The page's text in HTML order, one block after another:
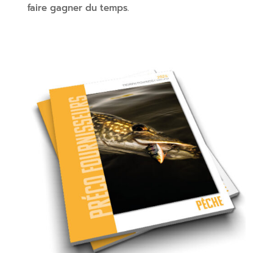
faire gagner du temps.